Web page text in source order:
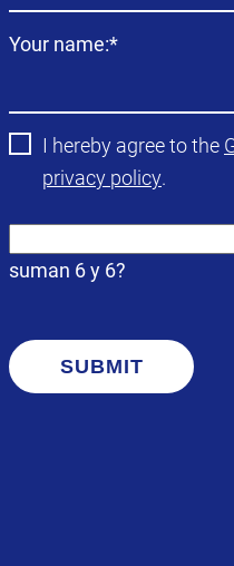
Campo
Your name:*
I hereby agree to the
privacy policy.
suman 6 y 6?
SUBMIT